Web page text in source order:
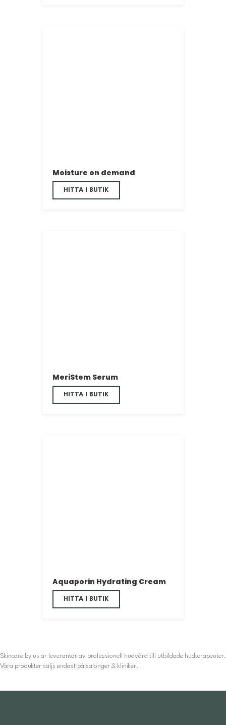
Moisture on demand
HITTA I BUTIK
MeriStem Serum
HITTA I BUTIK
Aquaporin Hydrating Cream
HITTA I BUTIK
Skincare by us är leverantör av professionell hudvård till utbildade hudterapeuter.
Våra produkter säljs endast på salonger & kliniker.